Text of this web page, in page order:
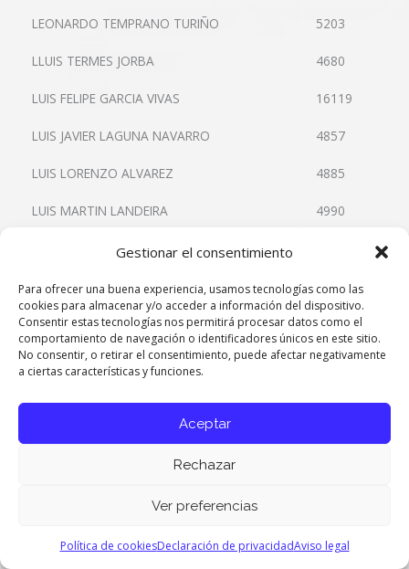
Gestionar el consentimiento
Para ofrecer una buena experiencia, usamos tecnologías como las
cookies para almacenar y/o acceder a información del dispositivo.
Consentir estas tecnologías nos permitirá procesar datos como el
comportamiento de navegación o identificadores únicos en este sitio.
No consentir, o retirar el consentimiento, puede afectar negativamente
a ciertas características y funciones.
Aceptar
Rechazar
Ver preferencias
Política de cookiesDeclaración de privacidadAviso legal
LEONARDO TEMPRANO TURIÑO 5203
LLUIS TERMES JORBA 4680
LUIS FELIPE GARCIA VIVAS 16119
LUIS JAVIER LAGUNA NAVARRO 4857
LUIS LORENZO ALVAREZ 4885
LUIS MARTIN LANDEIRA 4990
LUIS MIGUEL ALMARAZ VALDES
LUIS MIGUEL GARCIA GARCIA-ROLDAN 6587
LUIS PEREZ SANZ 8516
LUIS TRILLO MARTIN 7992
Distinción 50 años de Profesión
ANGEL LUIS SANZ FUERTES